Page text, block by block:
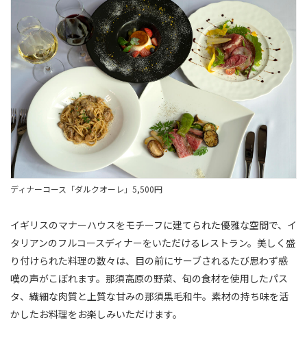
ディナーコース「ダルクオーレ」5,500円
イギリスのマナーハウスをモチーフに建てられた優雅な空間で、イ
タリアンのフルコースディナーをいただけるレストラン。美しく盛
り付けられた料理の数々は、目の前にサーブされるたび思わず感
嘆の声がこぼれます。那須高原の野菜、旬の食材を使用したパス
タ、繊細な肉質と上質な甘みの那須黒毛和牛。素材の持ち味を活
かしたお料理をお楽しみいただけます。